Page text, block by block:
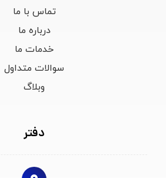
تماس با ما
درباره ما
خدمات ما
سوالات متداول
وبلاگ
دفتر